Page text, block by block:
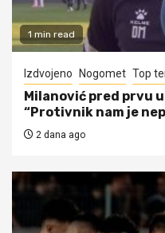
1 min read
Izdvojeno Nogomet Top
Milanović pred prvu
“Protivnik nam je
2 dana ago